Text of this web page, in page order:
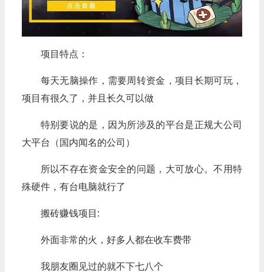
项目特点：
每天无脑操作，需要周转资金，项目长期可玩，
项目有很久了，并且长久可以做
特别要说的是，因为所涉及的平台是正规大公司
大平台（国内闻名的公司）
所以不存在资金安全的问题，大可放心。不用特
殊硬件，有台电脑就行了
搬砖赚钱项目:
外面非常的火，好多人都在收车费带
我朋友圈见过的就不下七八个